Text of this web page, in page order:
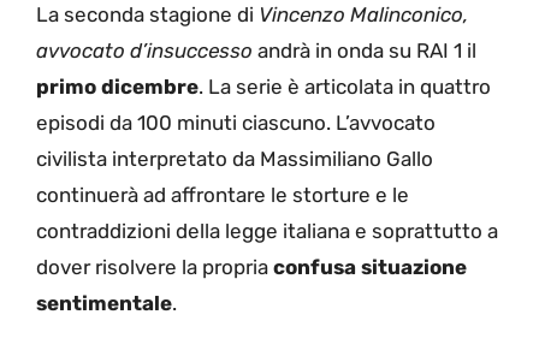
La seconda stagione di Vincenzo Malinconico,
avvocato d’insuccesso andrà in onda su RAI 1 il
primo dicembre. La serie è articolata in quattro
episodi da 100 minuti ciascuno. L’avvocato
civilista interpretato da Massimiliano Gallo
continuerà ad affrontare le storture e le
contraddizioni della legge italiana e soprattutto a
dover risolvere la propria confusa situazione
sentimentale.